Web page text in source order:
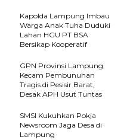
Kapolda Lampung Imbau
Warga Anak Tuha Duduki
Lahan HGU PT BSA
Bersikap Kooperatif
GPN Provinsi Lampung
Kecam Pembunuhan
Tragis di Pesisir Barat,
Desak APH Usut Tuntas
SMSI Kukuhkan Pokja
Newsroom Jaga Desa di
Lampung